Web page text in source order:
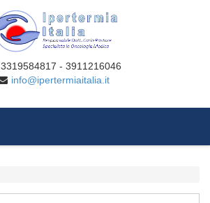
3319584817 - 3911216046
info@ipertermiaitalia.it